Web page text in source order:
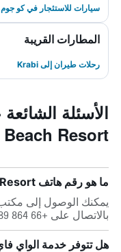
سيارات للاستئجار في كو جوم
المطارات القريبة
رحلات طيران إلى Krabi
Beach Resort
ما هو رقم هاتف Andaman Beach Resort؟
بالاتصال على +66 864 289 355.